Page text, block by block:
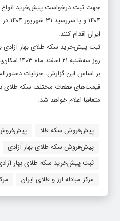
جهت ثبت درخواست پیش‌خرید انواع
۱۴۰۴
ایران اقدام کنند.
روز سه‌شنبه ۲۱ اسفند ماه ۱۴۰۳ امکان‌پذیر است.
بر اساس این گزارش، جزئیات
متعاقبا اعلام خواهد شد.
پیش‌فروش سکه طلا
پیش‌فروش
پیش‌فروش سکه طلای بهار آزادی
ثبت پیش‌خرید سکه طلای بهار
مرکز مبادله ارز و طلای ایران